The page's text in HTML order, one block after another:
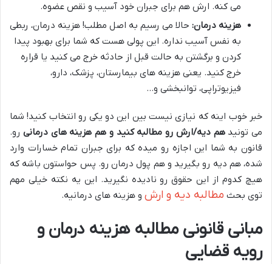
می کنه. ارش هم برای جبران خود آسیب و نقص عضوه.
هزینه درمان: حالا می رسیم به اصل مطلب! هزینه درمان، ربطی
به نفس آسیب نداره. این پولی هست که شما برای بهبود پیدا
کردن و برگشتن به حالت قبل از حادثه خرج می کنید یا قراره
خرج کنید. یعنی هزینه های بیمارستان، پزشک، دارو،
فیزیوتراپی، توانبخشی و…
خبر خوب اینه که نیازی نیست بین این دو یکی رو انتخاب کنید! شما
می تونیدهم دیه/ارش رو مطالبه کنید و هم هزینه های درمانی رو.
قانون به شما این اجازه رو میده که برای جبران تمام خسارات وارد
شده، هم دیه رو بگیرید و هم پول درمان رو. پس حواستون باشه که
هیچ کدوم از این حقوق رو نادیده نگیرید. این یه نکته خیلی مهم
توی بحث مطالبه دیه و ارش و هزینه های درمانیه.
مبانی قانونی مطالبه هزینه درمان و
رویه قضایی